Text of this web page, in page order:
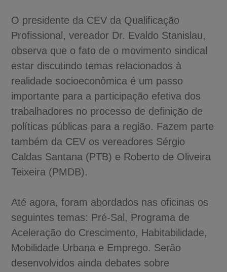
O presidente da CEV da Qualificação
Profissional, vereador Dr. Evaldo Stanislau,
observa que o fato de o movimento sindical
estar discutindo temas relacionados à
realidade socioeconômica é um passo
importante para a participação efetiva dos
trabalhadores no processo de definição de
políticas públicas para a região. Fazem parte
também da CEV os vereadores Sérgio
Caldas Santana (PTB) e Roberto de Oliveira
Teixeira (PMDB).
Até agora, foram abordados nas oficinas os
seguintes temas: Pré-Sal, Programa de
Aceleração do Crescimento, Habitabilidade,
Mobilidade Urbana e Emprego. Serão
desenvolvidos ainda debates sobre